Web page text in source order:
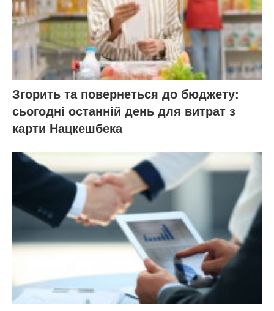
Згорить та повернеться до бюджету:
сьогодні останній день для витрат з
карти Нацкешбека